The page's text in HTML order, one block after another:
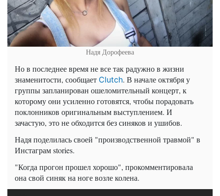
Надя Дорофеева
Но в последнее время не все так радужно в жизни
знаменитости, сообщает Clutch. В начале октября у
группы запланирован ошеломительный концерт, к
которому они усиленно готовятся, чтобы порадовать
поклонников оригинальным выступлением. И
зачастую, это не обходится без синяков и ушибов.
Надя поделилась своей "производственной травмой" в
Инстаграм stories.
"Когда прогон прошел хорошо", прокомментировала
она свой синяк на ноге возле колена.